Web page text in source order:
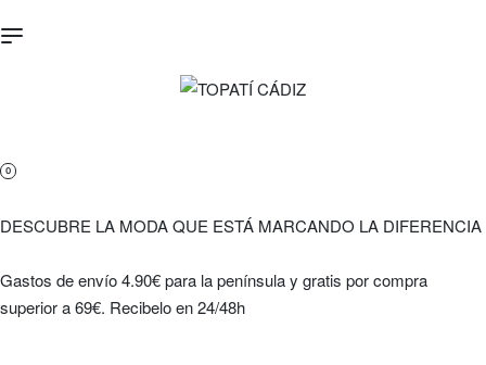
0
DESCUBRE LA MODA QUE ESTÁ MARCANDO LA DIFERENCIA
Gastos de envío 4.90€ para la península y gratis por compra
superior a 69€. Recibelo en 24/48h